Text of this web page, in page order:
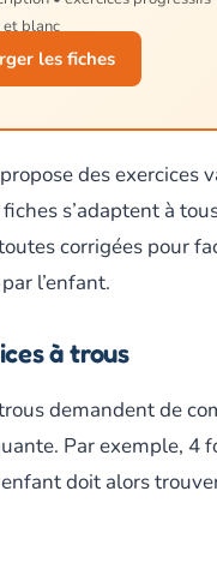
et blanc
les fiches
des exercices
s’adaptent à
corrigées pour
l’enfant.
à trous
demandent de
Par exemple, 4
doit alors